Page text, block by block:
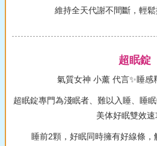
維持全天代謝不間斷，輕鬆
超眠錠
氣質女神 小薰 代言✨睡感
超眠錠專門為淺眠者、難以入睡、睡
美体好眠雙效速
睡前2顆，好眠同時擁有好線條，